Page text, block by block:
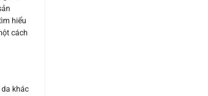
hiểu
cách
khác